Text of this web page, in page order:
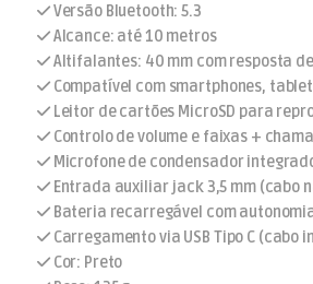
Versão Bluetooth: 5.3
Alcance: até 10 metros
Altifalantes: 40 mm com resposta
Compatível com smartphones,
Leitor de cartões MicroSD para
Controlo de volume e faixas +
Microfone de condensador
Entrada auxiliar jack 3,5 mm (cabo
Bateria recarregável com
Carregamento via USB Tipo C (cabo
Cor: Preto